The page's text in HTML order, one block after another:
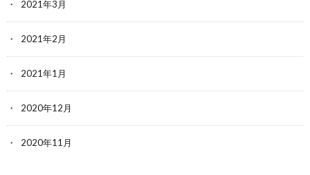
2021年3月
2021年2月
2021年1月
2020年12月
2020年11月